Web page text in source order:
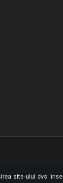
site-ului dvs.